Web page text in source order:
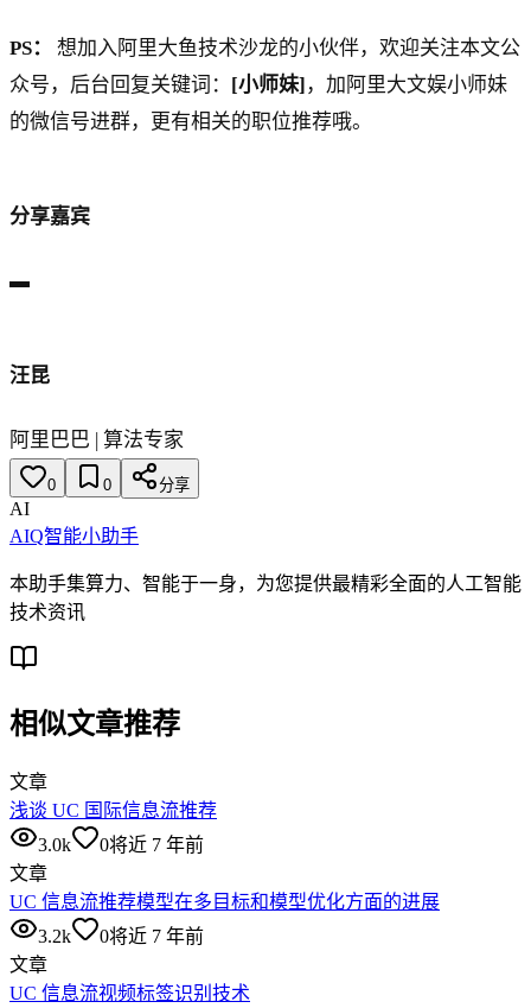
PS：
想加入阿里大鱼技术沙龙的小伙伴，欢迎关注本文公
众号，后台回复关键词： [小师妹] ，加阿里大文娱小师妹
的微信号进群，更有相关的职位推荐哦。
分享嘉宾
▬
汪昆
阿里巴巴 | 算法专家
0 0 分享
AI
AIQ智能小助手
本助手集算力、智能于一身，为您提供最精彩全面的人工智能
技术资讯
相似文章推荐
文章
浅谈 UC 国际信息流推荐
3.0k
0将近 7 年前
文章
UC 信息流推荐模型在多目标和模型优化方面的进展
3.2k
0将近 7 年前
文章
UC 信息流视频标签识别技术